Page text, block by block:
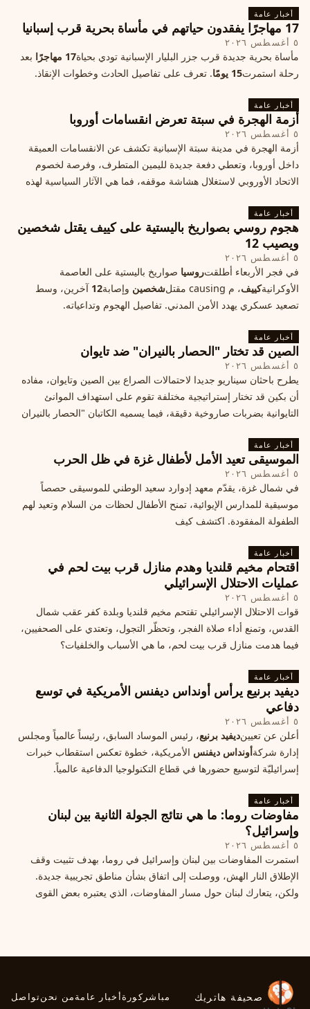
أخبار عامة
17 مهاجرًا يفقدون حياتهم في مأساة بحرية قرب إسبانيا
٥ أغسطس ٢٠٢٦
مأساة بحرية جديدة قرب جزر البليار الإسبانية تودي بحياة17 مهاجرًا
بعد
رحلة استمرت15 يومًا . تعرف على تفاصيل الحادث وخطوات الإنقاذ.
أخبار عامة
أزمة الهجرة في سبتة تعرض انقسامات أوروبا
٥ أغسطس ٢٠٢٦
أزمة الهجرة في مدينة سبتة الإسبانية تكشف عن الانقسامات العميقة
داخل أوروبا، وتعطي دفعة جديدة لليمين المتطرف، وفرصة لخصوم
الاتحاد الأوروبي لاستغلال هشاشة موقفه، فما هي الآثار السياسية لهذه
أخبار عامة
هجوم روسي بصواريخ باليستية على كييف يقتل شخصين
ويصيب 12
٥ أغسطس ٢٠٢٦
في فجر الأربعاء أطلقتروسيا صواريخ باليستية على العاصمة
الأوكرانيةكييف، م causing مقتل شخصين وإصابة12 آخرين، وسط
تصعيد عسكري يهدد الأمن المدني. تفاصيل الهجوم وتداعياته.
أخبار عامة
الصين قد تختار "الحصار بالنيران" ضد تايوان
٥ أغسطس ٢٠٢٦
يطرح باحثان سيناريو جديدا لاحتمالات الصراع بين الصين وتايوان، مفاده
أن بكين قد تختار إستراتيجية مختلفة تقوم على استهداف الموانئ
التايوانية بضربات صاروخية دقيقة، فيما يسميه الكاتبان "الحصار بالنيران
أخبار عامة
الموسيقى تعيد الأمل لأطفال غزة في ظل الحرب
٥ أغسطس ٢٠٢٦
في شمال غزة، يقدّم معهد إدوارد سعيد الوطني للموسيقى حصصاً
موسيقية للمدارس الإيوائية، تمنح الأطفال لحظات من السلام وتعيد لهم
الطفولة المفقودة. اكتشف كيف
أخبار عامة
اقتحام مخيم قلنديا وهدم منازل قرب بيت لحم في
عمليات الاحتلال الإسرائيلي
٥ أغسطس ٢٠٢٦
قوات الاحتلال الإسرائيلي تقتحم مخيم قلنديا وبلدة كفر عقب شمال
القدس، وتمنع أداء صلاة الفجر، وتحظّر التجول، وتعتدي على الصحفيين،
فيما هدمت منازل قرب بيت لحم، ما هي الأسباب والخلفيات؟
أخبار عامة
ديفيد برنيع يرأس أونداس ديفنس الأمريكية في توسع
دفاعي
٥ أغسطس ٢٠٢٦
أعلن عن تعيينديفيد برنيع، رئيس الموساد السابق، رئيساً عالمياً ومجلس
إدارة شركةأونداس ديفنس الأمريكية، خطوة تعكس استقطاب خبرات
إسرائيليّة لتوسيع حضورها في قطاع التكنولوجيا الدفاعية عالمياً.
أخبار عامة
مفاوضات روما: ما هي نتائج الجولة الثانية بين لبنان
وإسرائيل؟
٥ أغسطس ٢٠٢٦
استمرت المفاوضات بين لبنان وإسرائيل في روما، بهدف تثبيت وقف
الإطلاق النار الهش، ووصلت إلى اتفاق بشأن مناطق تجريبية جديدة.
ولكن، يتعارك لبنان حول مسار المفاوضات، الذي يعتبره بعض القوى
صحيفة هاتريك مباشر كورةأخبار عامةمن نحنتواصل